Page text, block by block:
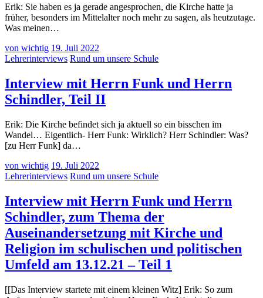
Erik: Sie haben es ja gerade angesprochen, die Kirche hatte ja
früher, besonders im Mittelalter noch mehr zu sagen, als heutzutage.
Was meinen…
von wichtig 19. Juli 2022
Lehrerinterviews Rund um unsere Schule
Interview mit Herrn Funk und Herrn
Schindler, Teil II
Erik: Die Kirche befindet sich ja aktuell so ein bisschen im
Wandel… Eigentlich- Herr Funk: Wirklich? Herr Schindler: Was?
[zu Herr Funk] da…
von wichtig 19. Juli 2022
Lehrerinterviews Rund um unsere Schule
Interview mit Herrn Funk und Herrn
Schindler, zum Thema der
Auseinandersetzung mit Kirche und
Religion im schulischen und politischen
Umfeld am 13.12.21 – Teil 1
[[Das Interview startete mit einem kleinen Witz] Erik: So zum